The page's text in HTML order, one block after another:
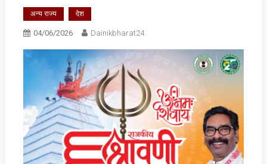
अन्य राज्य देश
04/06/2026 Dainikbharat24